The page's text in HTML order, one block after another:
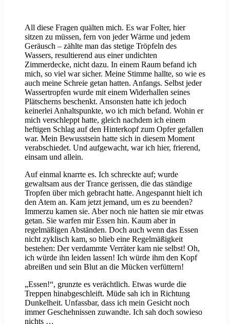
All diese Fragen quälten mich. Es war Folter, hier
sitzen zu müssen, fern von jeder Wärme und jedem
Geräusch – zählte man das stetige Tröpfeln des
Wassers, resultierend aus einer undichten
Zimmerdecke, nicht dazu. In einem Raum befand ich
mich, so viel war sicher. Meine Stimme hallte, so wie es
auch meine Schreie getan hatten. Anfangs. Selbst jeder
Wassertropfen wurde mit einem Widerhallen seines
Plätscherns beschenkt. Ansonsten hatte ich jedoch
keinerlei Anhaltspunkte, wo ich mich befand. Wohin er
mich verschleppt hatte, gleich nachdem ich einem
heftigen Schlag auf den Hinterkopf zum Opfer gefallen
war. Mein Bewusstsein hatte sich in diesem Moment
verabschiedet. Und aufgewacht, war ich hier, frierend,
einsam und allein.
Auf einmal knarrte es. Ich schreckte auf; wurde
gewaltsam aus der Trance gerissen, die das ständige
Tropfen über mich gebracht hatte. Angespannt hielt ich
den Atem an. Kam jetzt jemand, um es zu beenden?
Immerzu kamen sie. Aber noch nie hatten sie mir etwas
getan. Sie warfen mir Essen hin. Kaum aber in
regelmäßigen Abständen. Doch auch wenn das Essen
nicht zyklisch kam, so blieb eine Regelmäßigkeit
bestehen: Der verdammte Verräter kam nie selbst! Oh,
ich würde ihn leiden lassen! Ich würde ihm den Kopf
abreißen und sein Blut an die Mücken verfüttern!
„Essen!“, grunzte es verächtlich. Etwas wurde die
Treppen hinabgeschleift. Müde sah ich in Richtung
Dunkelheit. Unfassbar, dass ich mein Gesicht noch
immer Geschehnissen zuwandte. Ich sah doch sowieso
nichts …